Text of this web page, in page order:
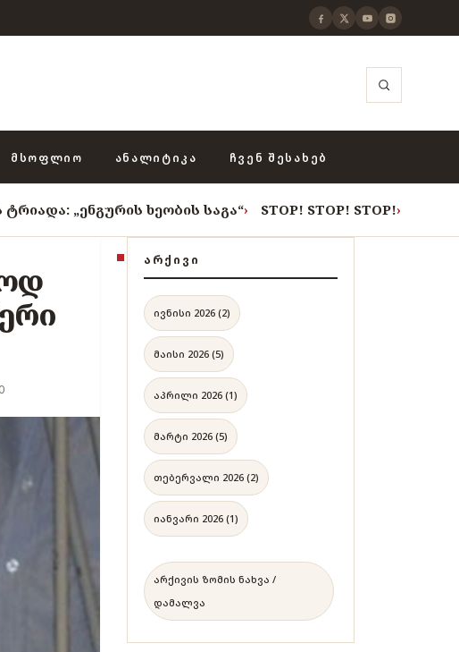
ᲛᲡᲝᲤᲚᲘᲝ ᲐᲜᲐᲚᲘᲢᲘᲙᲐ ᲩᲕᲔᲜ ᲨᲔᲡᲐᲮᲔᲑ
ხეობის საგა“› STOP! STOP! STOP!› როცა
0
ᲐᲠᲥᲘᲕᲘ
ივნისი 2026 (2)
მაისი 2026 (5)
აპრილი 2026 (1)
მარტი 2026 (5)
თებერვალი 2026 (2)
იანვარი 2026 (1)
არქივის ზომის ნახვა /
დამალვა